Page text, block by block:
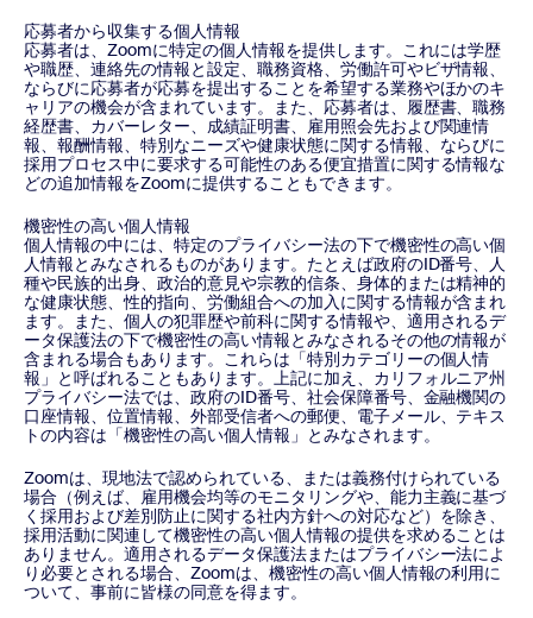
応募者から収集する個人情報
応募者は、Zoomに特定の個人情報を提供します。これには学歴
や職歴、連絡先の情報と設定、職務資格、労働許可やビザ情報、
ならびに応募者が応募を提出することを希望する業務やほかのキ
ャリアの機会が含まれています。また、応募者は、履歴書、職務
経歴書、カバーレター、成績証明書、雇用照会先および関連情
報、報酬情報、特別なニーズや健康状態に関する情報、ならびに
採用プロセス中に要求する可能性のある便宜措置に関する情報な
どの追加情報をZoomに提供することもできます。
機密性の高い個人情報
個人情報の中には、特定のプライバシー法の下で機密性の高い個
人情報とみなされるものがあります。たとえば政府のID番号、人
種や民族的出身、政治的意見や宗教的信条、身体的または精神的
な健康状態、性的指向、労働組合への加入に関する情報が含まれ
ます。また、個人の犯罪歴や前科に関する情報や、適用されるデ
ータ保護法の下で機密性の高い情報とみなされるその他の情報が
含まれる場合もあります。これらは「特別カテゴリーの個人情
報」と呼ばれることもあります。上記に加え、カリフォルニア州
プライバシー法では、政府のID番号、社会保障番号、金融機関の
口座情報、位置情報、外部受信者への郵便、電子メール、テキス
トの内容は「機密性の高い個人情報」とみなされます。
Zoomは、現地法で認められている、または義務付けられている
場合（例えば、雇用機会均等のモニタリングや、能力主義に基づ
く採用および差別防止に関する社内方針への対応など）を除き、
採用活動に関連して機密性の高い個人情報の提供を求めることは
ありません。適用されるデータ保護法またはプライバシー法によ
り必要とされる場合、Zoomは、機密性の高い個人情報の利用に
ついて、事前に皆様の同意を得ます。